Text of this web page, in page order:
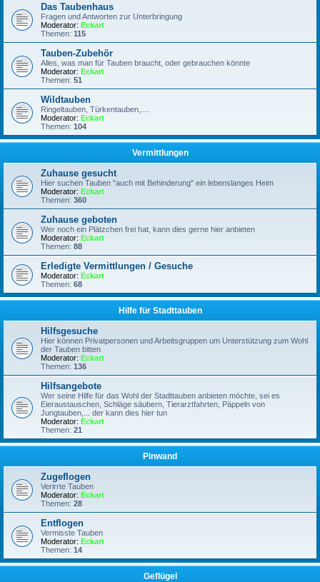
Das Taubenhaus
Fragen und Antworten zur Unterbringung
Moderator: Eckart
Themen: 115
Tauben-Zubehör
Alles, was man für Tauben braucht, oder gebrauchen könnte
Moderator: Eckart
Themen: 51
Wildtauben
Ringeltauben, Türkentauben,....
Moderator: Eckart
Themen: 104
Vermittlungen
Zuhause gesucht
Hier suchen Tauben "auch mit Behinderung" ein lebenslanges Heim
Moderator: Eckart
Themen: 360
Zuhause geboten
Wer noch ein Plätzchen frei hat, kann dies gerne hier anbieten
Moderator: Eckart
Themen: 88
Erledigte Vermittlungen / Gesuche
Moderator: Eckart
Themen: 68
Hilfe für Stadttauben
Hilfsgesuche
Hier können Privatpersonen und Arbeitsgruppen um Unterstützung zum Wohl
der Tauben bitten
Moderator: Eckart
Themen: 136
Hilfsangebote
Wer seine Hilfe für das Wohl der Stadttauben anbieten möchte, sei es
Eieraustauschen, Schläge säubern, Tierarztfahrten, Päppeln von
Jungtauben,... der kann dies hier tun
Moderator: Eckart
Themen: 21
Pinwand
Zugeflogen
Verirrte Tauben
Moderator: Eckart
Themen: 28
Entflogen
Vermisste Tauben
Moderator: Eckart
Themen: 14
Geflügel